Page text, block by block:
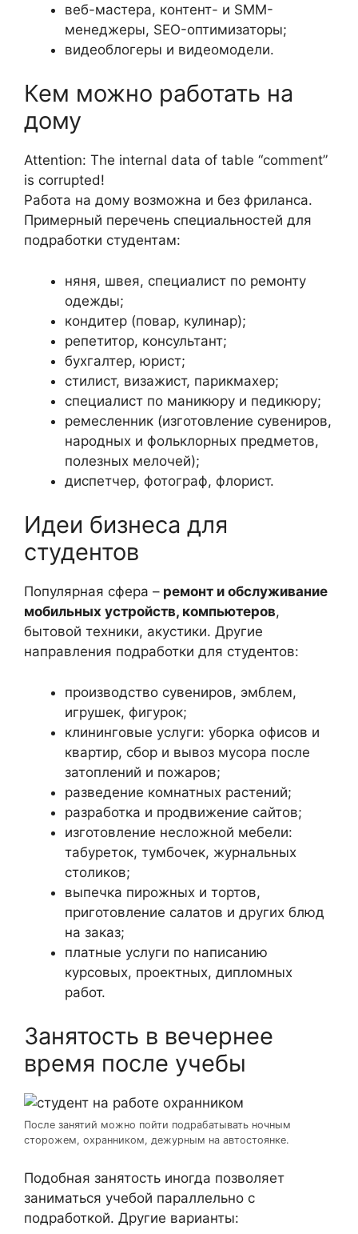
веб-мастера, контент- и SMM-
менеджеры, SEO-оптимизаторы;
видеоблогеры и видеомодели.
Кем можно работать на
дому
Attention: The internal data of table “comment”
is corrupted!
Работа на дому возможна и без фриланса.
Примерный перечень специальностей для
подработки студентам:
няня, швея, специалист по ремонту
одежды;
кондитер (повар, кулинар);
репетитор, консультант;
бухгалтер, юрист;
стилист, визажист, парикмахер;
специалист по маникюру и педикюру;
ремесленник (изготовление сувениров,
народных и фольклорных предметов,
полезных мелочей);
диспетчер, фотограф, флорист.
Идеи бизнеса для
студентов
Популярная сфера – ремонт и обслуживание
мобильных устройств, компьютеров,
бытовой техники, акустики. Другие
направления подработки для студентов:
производство сувениров, эмблем,
игрушек, фигурок;
клининговые услуги: уборка офисов и
квартир, сбор и вывоз мусора после
затоплений и пожаров;
разведение комнатных растений;
разработка и продвижение сайтов;
изготовление несложной мебели:
табуреток, тумбочек, журнальных
столиков;
выпечка пирожных и тортов,
приготовление салатов и других блюд
на заказ;
платные услуги по написанию
курсовых, проектных, дипломных
работ.
Занятость в вечернее
время после учебы
После занятий можно пойти подрабатывать ночным
сторожем, охранником, дежурным на автостоянке.
Подобная занятость иногда позволяет
заниматься учебой параллельно с
подработкой. Другие варианты: